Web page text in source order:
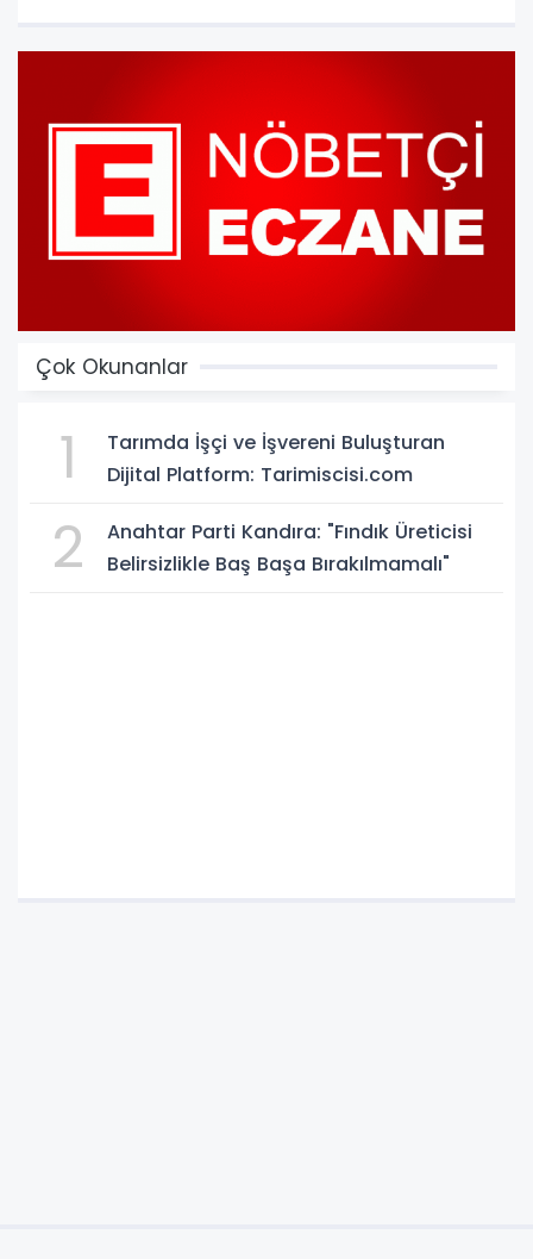
Çok Okunanlar
1
Tarımda İşçi ve İşvereni Buluşturan
Dijital Platform: Tarimiscisi.com
2
Anahtar Parti Kandıra: "Fındık Üreticisi
Belirsizlikle Baş Başa Bırakılmamalı"